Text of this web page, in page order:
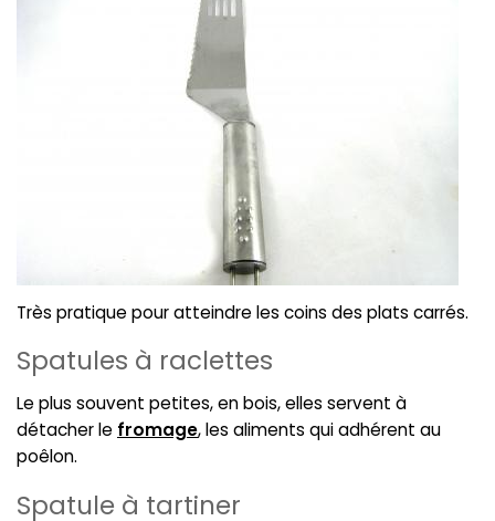
Très pratique pour atteindre les coins des plats carrés.
Spatules à raclettes
Le plus souvent petites, en bois, elles servent à
détacher le fromage, les aliments qui adhérent au
poêlon.
Spatule à tartiner